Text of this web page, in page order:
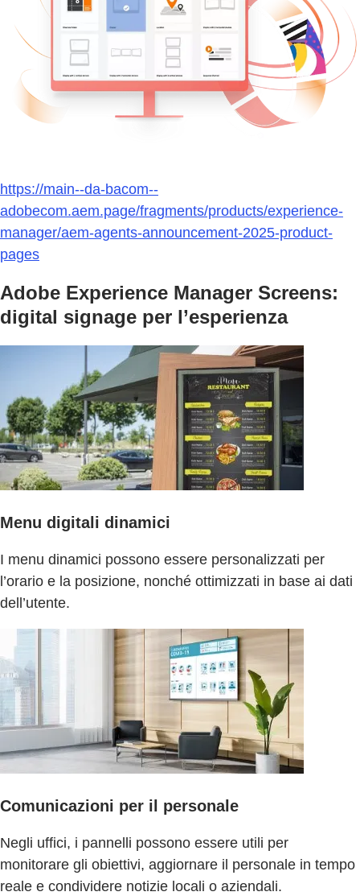
https://main--da-bacom--
adobecom.aem.page/fragments/products/experience-
manager/aem-agents-announcement-2025-product-
pages
Adobe Experience Manager Screens:
digital signage per l’esperienza
Menu digitali dinamici
I menu dinamici possono essere personalizzati per
l’orario e la posizione, nonché ottimizzati in base ai dati
dell’utente.
Comunicazioni per il personale
Negli uffici, i pannelli possono essere utili per
monitorare gli obiettivi, aggiornare il personale in tempo
reale e condividere notizie locali o aziendali.